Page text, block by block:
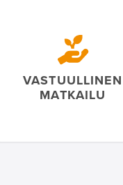
VASTUULLINEN
MATKAILU